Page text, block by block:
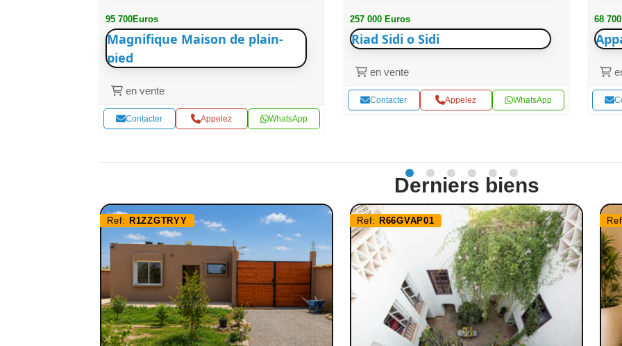
95 700Euros
Magnifique Maison de plain-
pied
en vente
Contacter Appelez WhatsApp
257 000 Euros
Riad Sidi o Sidi
en vente
Contacter Appelez WhatsApp
68
Derniers biens
Ref: R1ZZGTRYY Ref: R66GVAP01